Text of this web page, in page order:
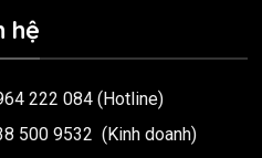
hệ
222 084(Hotline)
500 9532 (Kinh doanh)